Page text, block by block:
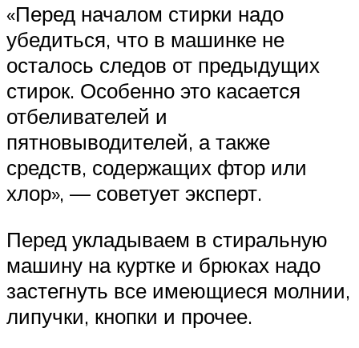
«Перед началом стирки надо
убедиться, что в машинке не
осталось следов от предыдущих
стирок. Особенно это касается
отбеливателей и
пятновыводителей, а также
средств, содержащих фтор или
хлор», — советует эксперт.
Перед укладываем в стиральную
машину на куртке и брюках надо
застегнуть все имеющиеся молнии,
липучки, кнопки и прочее.